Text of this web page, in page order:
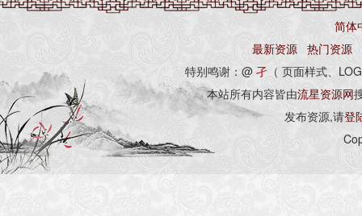
简体
最新资源 热门资源
特别鸣谢：@ 孑 （ 页面样式、
本站所有内容皆由流星资源网
发布资源,请登